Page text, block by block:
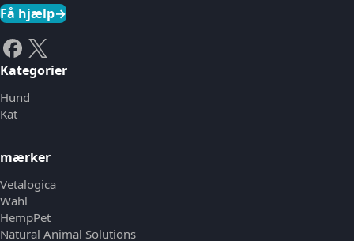
Få hjælp→
Kategorier
Hund
Kat
mærker
Vetalogica
Wahl
HempPet
Natural Animal Solutions